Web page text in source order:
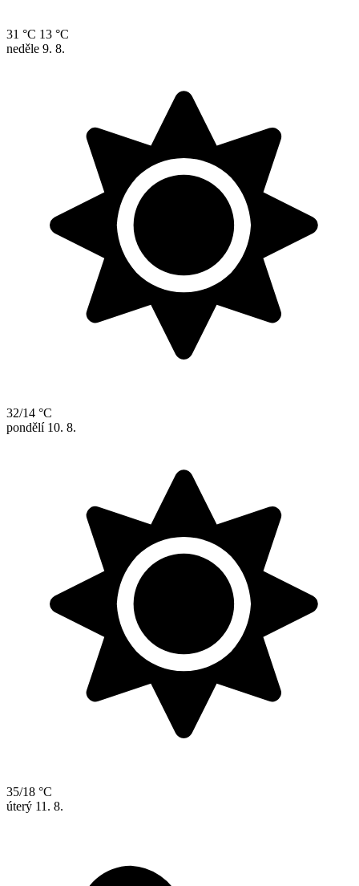
31 °C 13 °C
neděle 9. 8.
32/14 °C
pondělí 10. 8.
35/18 °C
úterý 11. 8.